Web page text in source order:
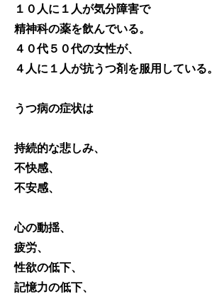
１０人に１人が気分障害で
精神科の薬を飲んでいる。
４０代５０代の女性が、
４人に１人が抗うつ剤を服用している。
うつ病の症状は
持続的な悲しみ、
不快感、
不安感、
心の動揺、
疲労、
性欲の低下、
記憶力の低下、